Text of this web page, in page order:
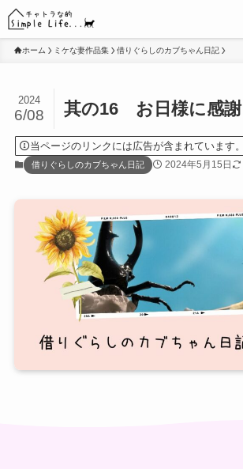
ホーム ミケな妻作品集 借りぐらしのカブちゃん日記
其の16 お日様に感謝
2024
6/08
当ページのリンクには広告が含まれています。
借りぐらしのカブちゃん日記 2024年5月15日